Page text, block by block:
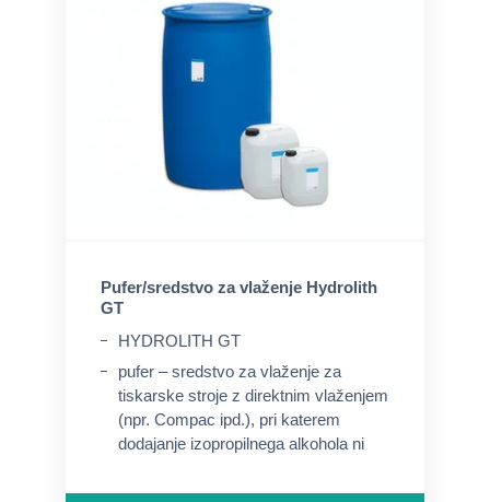
Pufer/sredstvo za vlaženje Hydrolith
GT
HYDROLITH GT
pufer – sredstvo za vlaženje za
tiskarske stroje z direktnim vlaženjem
(npr. Compac ipd.), pri katerem
dodajanje izopropilnega alkohola ni